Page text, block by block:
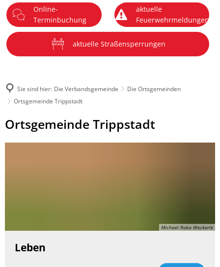
Menü
Online-
Terminbuchung
aktuelle
Feuerwehrmeldungen
aktuelle Straßensperrungen
Sie sind hier: Die Verbandsgemeinde
Die Ortsgemeinden
Ortsgemeinde Trippstadt
Ortsgemeinde
Trippstadt
Ortsgemeinde Trippstadt
Michael Raka Weckerle
Leben